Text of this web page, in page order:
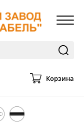
Корзина